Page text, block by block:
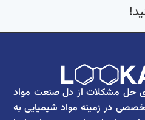
حل مشکلات از دل صنعت مواد
در زمینه مواد شیمیایی به